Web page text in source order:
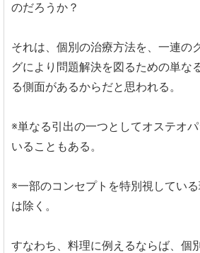
のだろうか？
それは、個別の治療方法を、一連の
グにより問題解決を図るための単な
る側面があるからだと思われる。
※単なる引出の一つとしてオステオ
いることもある。
※一部のコンセプトを特別視してい
は除く。
すなわち、料理に例えるならば、個